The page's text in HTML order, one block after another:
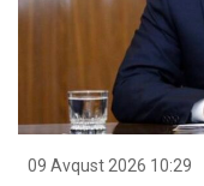
09 Avqust 2026 10:29